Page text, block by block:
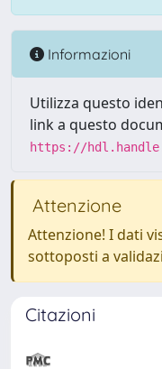
Informazioni
Utilizza questo
link a questo
https://
Attenzione
Attenzione! I dati
sottoposti a
Citazioni